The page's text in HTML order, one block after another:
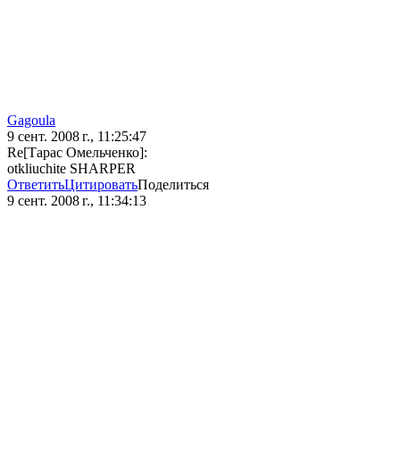
Gagoula
9 сент. 2008 г., 11:25:47
Re[Тарас Омельченко]:
otkliuchite SHARPER
ОтветитьЦитироватьПоделиться
9 сент. 2008 г., 11:34:13